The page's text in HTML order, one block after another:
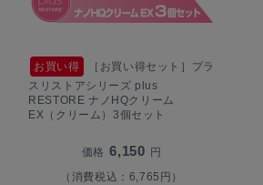
お買い得
［お買い得セット］プラ
スリストアシリーズ plus
RESTORE ナノHQクリーム
EX（クリーム）3個セット
価格 6,150 円
（消費税込：6,765円）